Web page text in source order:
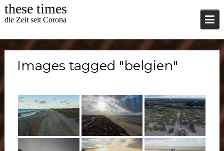
Skip
tothese times
die Zeit seit Corona
Images tagged "belgien"